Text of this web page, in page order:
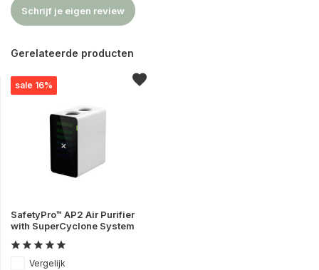
Schrijf je eigen review
Gerelateerde producten
sale 16%
SafetyPro™ AP2 Air Purifier
with SuperCyclone System
Vergelijk